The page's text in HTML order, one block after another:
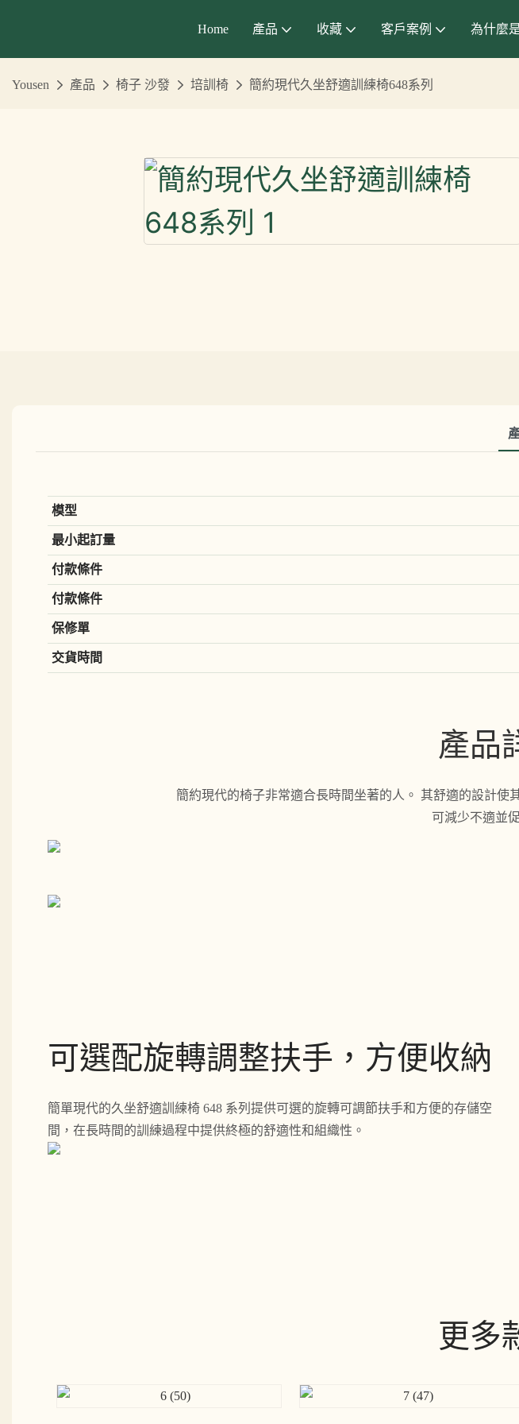
Home 產品 收藏 客戶案例 為什麼
Yousen 產品 椅子 沙發 培訓椅 簡約現代久坐舒適訓練椅648系列
模型
最小起訂量
付款條件
付款條件
保修單
交貨時間
產品
簡約現代的椅子非常適合長時間坐著的人。 其舒適的設計使
可減少不適並
可選配旋轉調整扶手，方便收納
簡單現代的久坐舒適訓練椅 648 系列提供可選的旋轉可調節扶手和方便的存儲空
間，在長時間的訓練過程中提供終極的舒適性和組織性。
更多